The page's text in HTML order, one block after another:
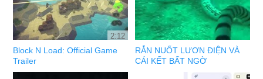
2:12
Block N Load: Official Game
Trailer
RẮN NUỐT LƯƠN ĐIỆN VÀ
CÁI KẾT BẤT NGỜ